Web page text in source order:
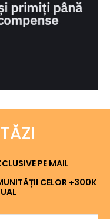
PE MAIL
CELOR +300K